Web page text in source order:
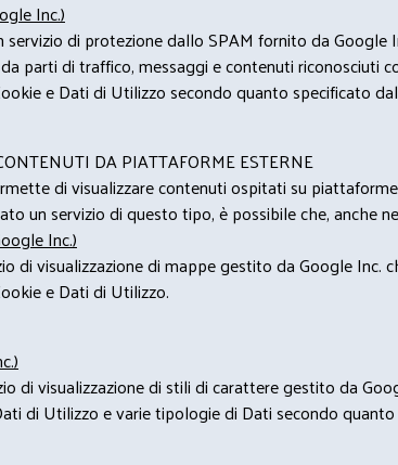
Inc.)
servizio di protezione dallo SPAM fornito da
parti di traffico, messaggi e contenuti riconosciuti
e Dati di Utilizzo secondo quanto specificato
DA PIATTAFORME ESTERNE
di visualizzare contenuti ospitati su
un servizio di questo tipo, è possibile che,
Inc.)
di visualizzazione di mappe gestito da Google
e Dati di Utilizzo.
di visualizzazione di stili di carattere gestito da
di Utilizzo e varie tipologie di Dati secondo